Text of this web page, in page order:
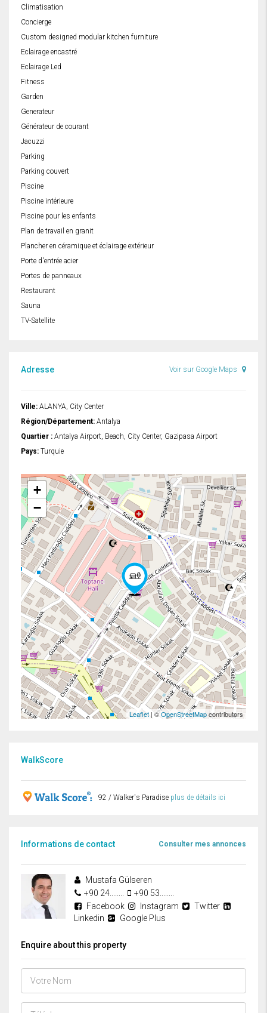
Climatisation
Concierge
Custom designed modular kitchen furniture
Eclairage encastré
Eclairage Led
Fitness
Garden
Generateur
Générateur de courant
Jacuzzi
Parking
Parking couvert
Piscine
Piscine intérieure
Piscine pour les enfants
Plan de travail en granit
Plancher en céramique et éclairage extérieur
Porte d'entrée acier
Portes de panneaux
Restaurant
Sauna
TV-Satellite
Adresse Voir sur Google Maps
Ville: ALANYA, City Center
Région/Département: Antalya
Quartier : Antalya Airport, Beach, City Center, Gazipasa Airport
Pays: Turquie
+
−
Leaflet | ©OpenStreetMapcontributors
WalkScore
92 / Walker's Paradise plus de détails ici
Informations de contact Consulter mes annonces
Mustafa Gülseren
+90 24........
+90 53........
Facebook
Instagram
Twitter
Linkedin
Google Plus
Enquire about this property